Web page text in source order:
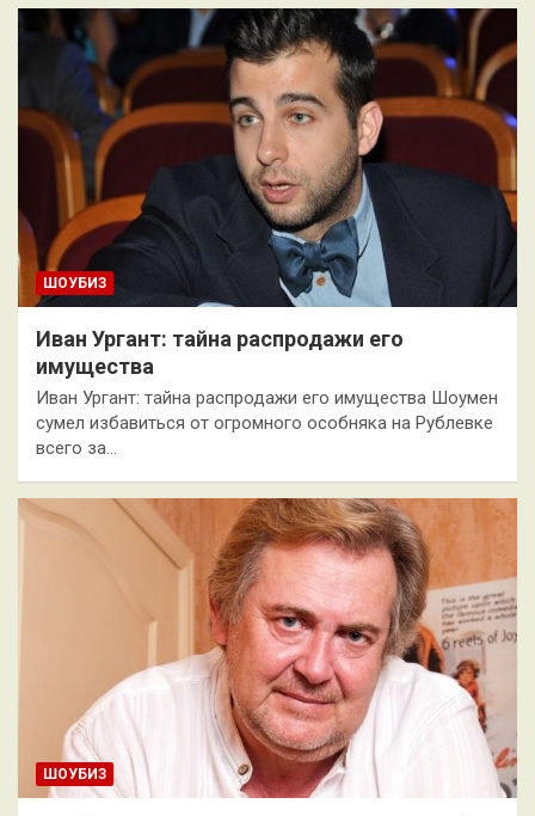
ШОУБИЗ
Иван Ургант: тайна распродажи его
имущества
Иван Ургант: тайна распродажи его имущества Шоумен
сумел избавиться от огромного особняка на Рублевке
всего за…
ШОУБИЗ